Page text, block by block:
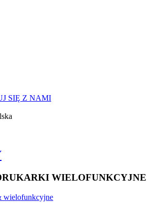
SIĘ Z NAMI
WIELOFUNKCYJNE
wielofunkcyjne